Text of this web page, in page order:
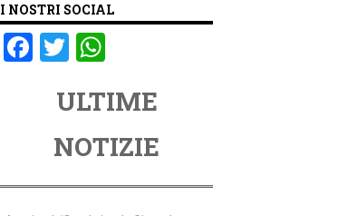
I NOSTRI SOCIAL
F
o
T
tt
er
at
s
A
p
ULTIME
NOTIZIE